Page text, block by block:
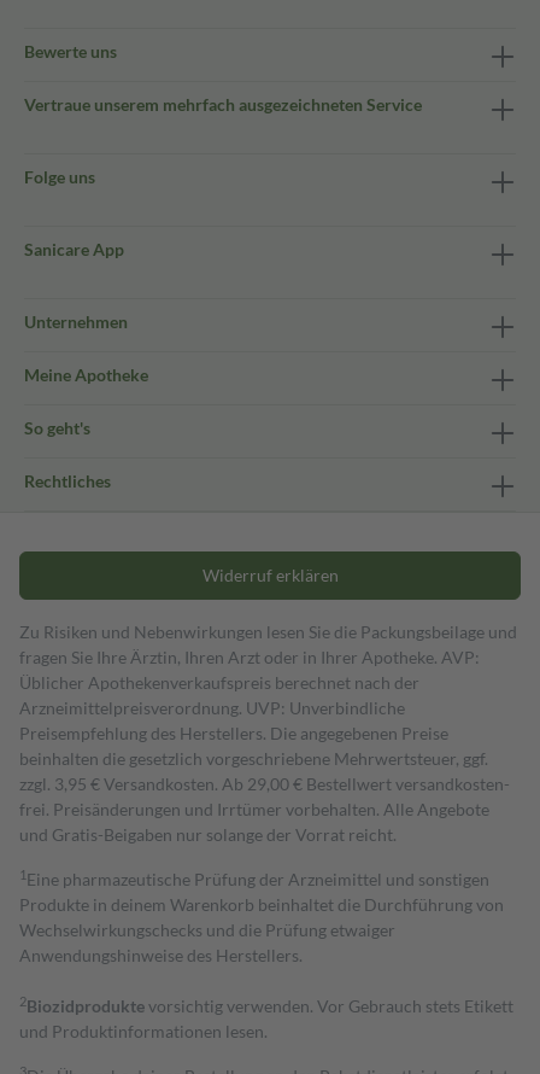
Bewerte uns
Vertraue unserem mehrfach ausgezeichneten Service
Folge uns
Sanicare App
Unternehmen
Meine Apotheke
So geht's
Rechtliches
Widerruf erklären
Zu Risiken und Nebenwirkungen lesen Sie die Packungsbeilage und
fragen Sie Ihre Ärztin, Ihren Arzt oder in Ihrer Apotheke. AVP:
Üblicher Apothekenverkaufspreis berechnet nach der
Arzneimittelpreisverordnung. UVP: Unverbindliche
Preisempfehlung des Herstellers. Die angegebenen Preise
beinhalten die gesetzlich vorgeschriebene Mehrwertsteuer, ggf.
zzgl. 3,95 € Versandkosten. Ab 29,00 € Bestell­wert versand­kosten­
frei. Preisänderungen und Irrtümer vorbehalten. Alle Angebote
und Gratis-Beigaben nur solange der Vorrat reicht.
1 Eine pharmazeutische Prüfung der Arzneimittel und sonstigen
Produkte in deinem Warenkorb beinhaltet die Durchführung von
Wechselwirkungschecks und die Prüfung etwaiger
Anwendungshinweise des Herstellers.
2Biozidproduktevorsichtig verwenden. Vor Gebrauch stets Etikett
und Produktinformationen lesen.